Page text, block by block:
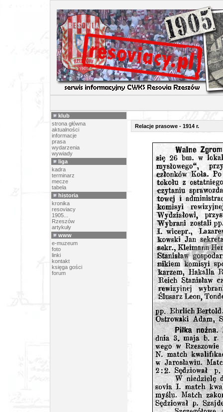
klub
strona główna
aktualności
informacje
prasa
wydarzenia
wywiady
liga
kadra
terminarz
mecze
tabela
historia
kronika
resoviacy
1905...
Rzeszów
artykuły
www
e-muzeum
foto
linki
kontakt
księga gości
forum
Relacje prasowe - 1914 r.